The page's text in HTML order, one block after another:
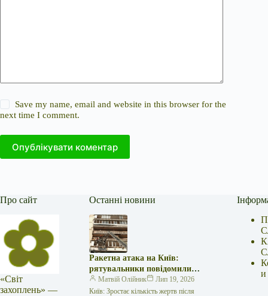
Save my name, email and website in this browser for the
next time I comment.
Опублікувати коментар
Про сайт
«Світ
захоплень» —
Останні новини
Ракетна атака на Київ:
рятувальники повідомили
про 15 поранених
Матвій Олійник
Лип 19, 2026
Київ: Зростає кількість жертв після
и